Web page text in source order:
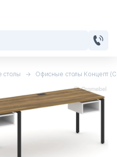
столы Офисные столы Концепт
персонала